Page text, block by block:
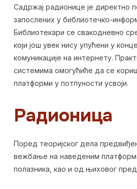
Садржај радионице је директно
запослених у библиотечко-
Библиотекари се свакодневно
који још увек нису упућени у
комуникације на интернету.
системима омогућиће да се
платформи у потпуности усвоји.
Радионица
Поред теоријског дела
вежбање на наведеним
полазника, као и од њиховог